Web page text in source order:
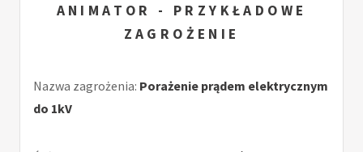
ANIMATOR - PRZYKŁADOWE
ZAGROŻENIE
Nazwa zagrożenia: Porażenie prądem elektrycznym
do 1kV